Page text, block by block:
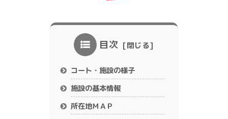
目次
コート・施設の様子
施設の基本情報
所在地ＭＡＰ